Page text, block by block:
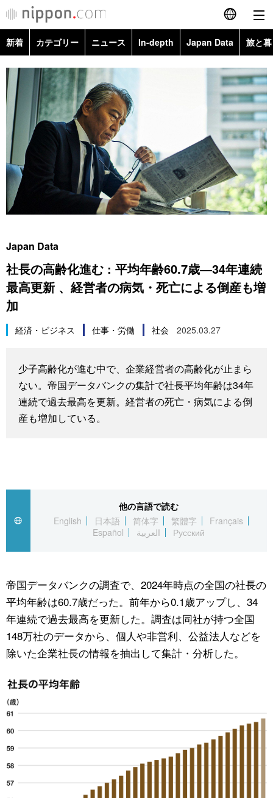
English
简体字
繁體字
Français
Español
العربية
カテゴリー
政治・外交
経済・ビジネス
社会
文化
科学・技術
スポーツ・東京2020
ニュース
トップ
In-depth
旅と暮らし
動画/Live
Books
Topics
新着 カテゴリー ニュース In-depth Japan Data 旅と
政治・外交
経済・ビジネス
国際・海外
社会
文化
スポーツ・東京2020
Topics
Images
People
東京
お知らせ
Japan Data
社長の高齢化進む : 平均年齢60.7歳―34年連続
最高更新 、経営者の病気・死亡による倒産も増
加
経済・ビジネス 仕事・労働 社会 2025.03.27
少子高齢化が進む中で、企業経営者の高齢化が止まら
ない。帝国データバンクの集計で社長平均年齢は34年
連続で過去最高を更新。経営者の死亡・病気による倒
産も増加している。
他の言語で読む
English
日本語 简体字 繁體字
Français
Español
العربية Русский
帝国データバンクの調査で、2024年時点の全国の社長の
平均年齢は60.7歳だった。前年から0.1歳アップし、34
年連続で過去最高を更新した。調査は同社が持つ全国
148万社のデータから、個人や非営利、公益法人などを
除いた企業社長の情報を抽出して集計・分析した。